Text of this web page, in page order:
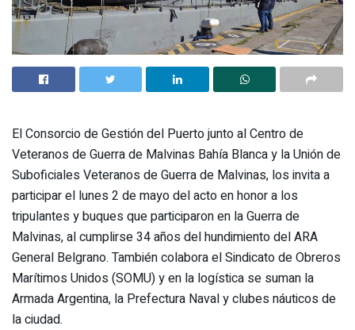
El Consorcio de Gestión del Puerto junto al Centro de
Veteranos de Guerra de Malvinas Bahía Blanca y la Unión de
Suboficiales Veteranos de Guerra de Malvinas, los invita a
participar el lunes 2 de mayo del acto en honor a los
tripulantes y buques que participaron en la Guerra de
Malvinas, al cumplirse 34 años del hundimiento del ARA
General Belgrano. También colabora el Sindicato de Obreros
Marítimos Unidos (SOMU) y en la logística se suman la
Armada Argentina, la Prefectura Naval y clubes náuticos de
la ciudad.